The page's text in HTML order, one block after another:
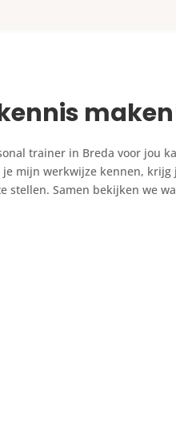
trainer in Breda voor jou
mijn werkwijze kennen,
stellen. Samen bekijken we